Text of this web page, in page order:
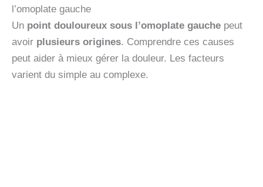
l’omoplate gauche
Un point douloureux sous l’omoplate gauche peut
avoir plusieurs origines. Comprendre ces causes
peut aider à mieux gérer la douleur. Les facteurs
varient du simple au complexe.